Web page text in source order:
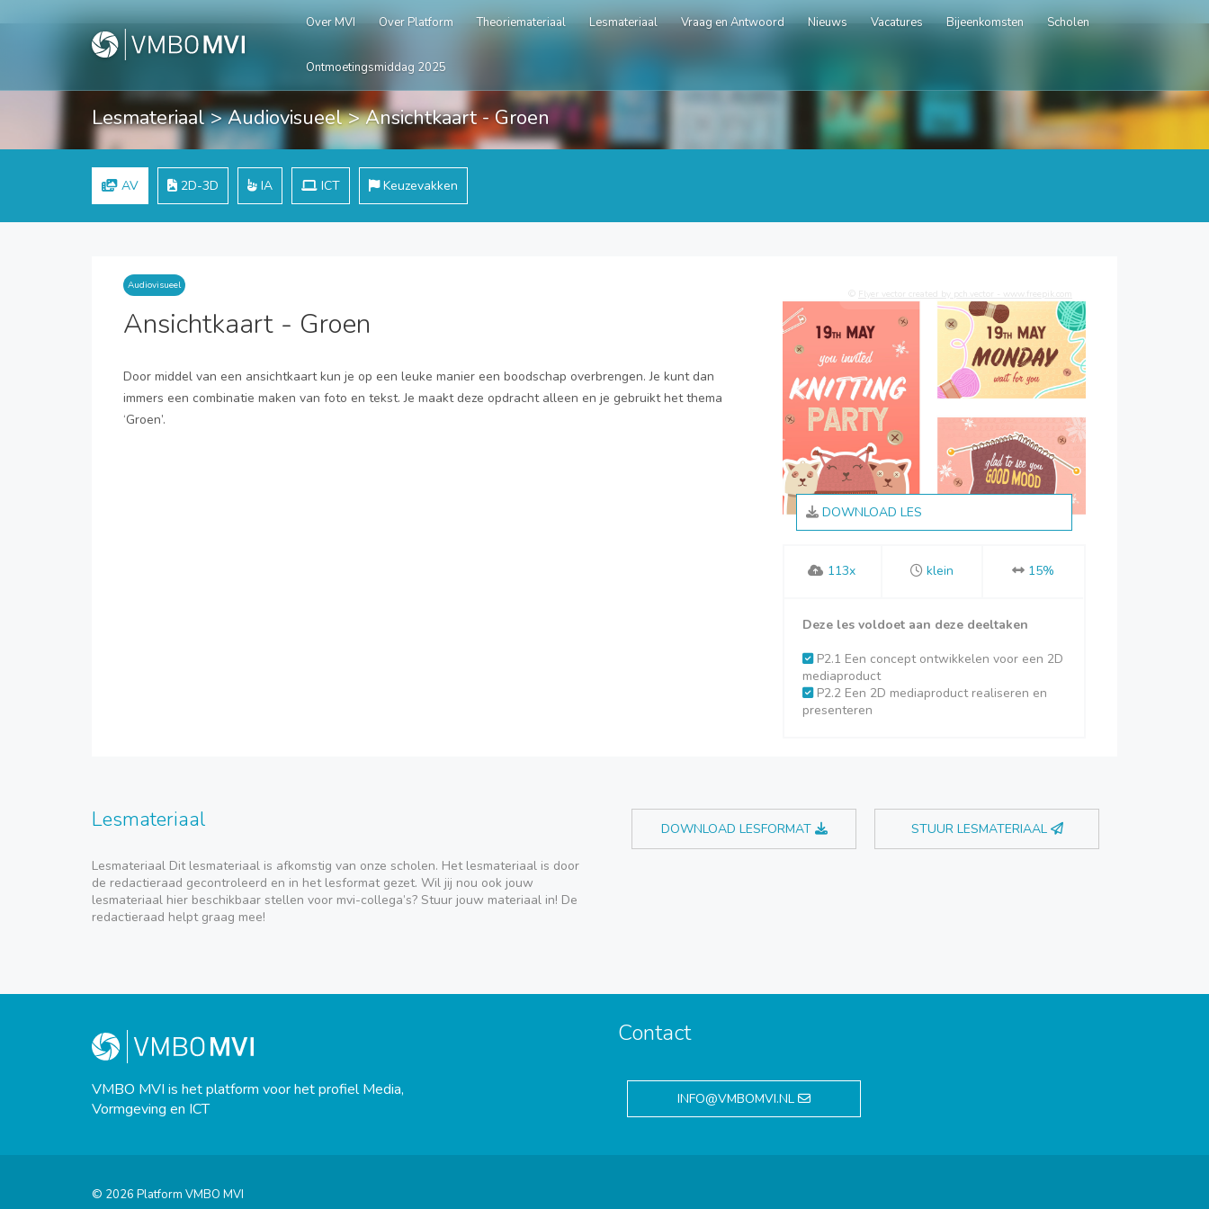
Over MVI Over Platform Theoriemateriaal Lesmateriaal Vraag en Antwoord Nieuws Vacatures Bijeenkomsten Scholen
Ontmoetingsmiddag 2025
Lesmateriaal>Audiovisueel> Ansichtkaart - Groen
AV 2D-3D IA ICT Keuzevakken
Audiovisueel
Ansichtkaart - Groen
Door middel van een ansichtkaart kun je op een leuke manier een boodschap overbrengen. Je kunt dan
immers een combinatie maken van foto en tekst. Je maakt deze opdracht alleen en je gebruikt het thema
‘Groen’.
Flyer vector created by pch.vector - www.freepik.com
DOWNLOAD LES
113x klein 15%
Deze les voldoet aan deze deeltaken
P2.1 Een concept ontwikkelen voor een 2D
mediaproduct
P2.2 Een 2D mediaproduct realiseren en
presenteren
Lesmateriaal
Lesmateriaal Dit lesmateriaal is afkomstig van onze scholen. Het lesmateriaal is door
de redactieraad gecontroleerd en in het lesformat gezet. Wil jij nou ook jouw
lesmateriaal hier beschikbaar stellen voor mvi-collega’s? Stuur jouw materiaal in! De
redactieraad helpt graag mee!
STUUR LESMATERIAAL
DOWNLOAD LESFORMAT
VMBO MVI is het platform voor het profiel Media,
Vormgeving en ICT
Contact
INFO@VMBOMVI.NL
© 2026 Platform VMBO MVI